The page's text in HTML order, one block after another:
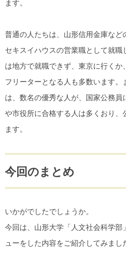
ます。
普通の人たちは、山形信用金庫など
セキスイハウスの営業職として就職
は地方で就職できず、東京に行く
フリーターとなる人も多数います。
は、数名の優秀な人が、国家公務
や市役所に合格する人は多くおり、
ます。
今回のまとめ
いかがでしたでしょうか。
今回は、山形大学「人文社会科学部
ューをした内容をご紹介してみまし